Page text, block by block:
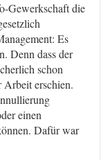
Gewerkschaft die
Es
Denn dass der
schon
Arbeit erschien.
einen
Dafür war